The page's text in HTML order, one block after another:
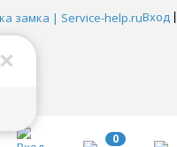
Вход
0